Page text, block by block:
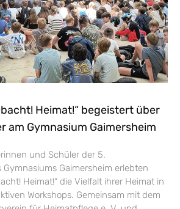
Heimat!“ begeistert über
am Gymnasium Gaimersheim
und Schüler der 5.
Gaimersheim erlebten
Heimat!“ die Vielfalt ihrer Heimat in
Workshops. Gemeinsam mit dem